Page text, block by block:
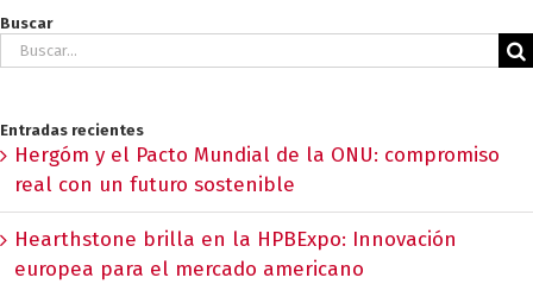
Buscar
Buscar:
Entradas recientes
Hergóm y el Pacto Mundial de la ONU: compromiso
real con un futuro sostenible
Hearthstone brilla en la HPBExpo: Innovación
europea para el mercado americano